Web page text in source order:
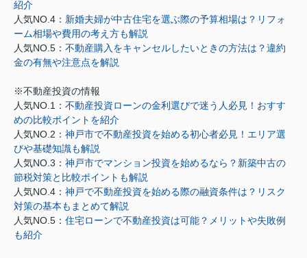
紹介
人気NO.4： 新婚夫婦が中古住宅を選ぶ際の予算相場は？リフォ
ーム相場や費用の考え方も解説
人気NO.5： 不動産購入をキャンセルしたいときの方法は？違約
金の有無や注意点を解説
※不動産投資の情報
人気NO.1： 不動産投資ローンの金利選びで迷う人必見！おすす
めの比較ポイントを紹介
人気NO.2： 神戸市で不動産投資を始める初心者必見！エリア選
びや基礎知識も解説
人気NO.3： 神戸市でマンション投資を始めるなら？新築中古の
節税対策と比較ポイントも解説
人気NO.4： 神戸で不動産投資を始める際の融資条件は？リスク
対策の基本もまとめて解説
人気NO.5： 住宅ローンで不動産投資は可能？メリットや失敗例
も紹介